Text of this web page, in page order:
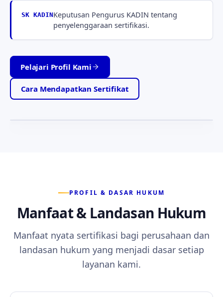
SK KADINKeputusan Pengurus KADIN tentang
penyelenggaraan sertifikasi.
Pelajari Profil Kami
Cara Mendapatkan Sertifikat
Tabah · Jujur · Setia
Motto yang memandu setiap layanan kami —
ketabahan, kejujuran, dan kesetiaan kepada anggota.
PROFIL & DASAR HUKUM
Manfaat & Landasan Hukum
Manfaat nyata sertifikasi bagi perusahaan dan
landasan hukum yang menjadi dasar setiap
layanan kami.